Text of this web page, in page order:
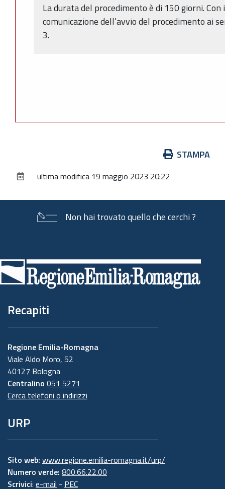
La durata del procedimento è di 150 giorni.
comunicazione dell’avvio del procedimento ai
3.
documento
STAMPA
ultima modifica 19 maggio 2023 20:22
Non hai trovato quello che cerchi ?
di
pagina
Recapiti
Regione Emilia-Romagna
Viale Aldo Moro, 52
40127 Bologna
Centralino 051 5271
Cerca telefoni o indirizzi
URP
Sito web: www.regione.emilia-romagna.it/urp/
Numero verde: 800.66.22.00
Scrivici: e-mail - PEC